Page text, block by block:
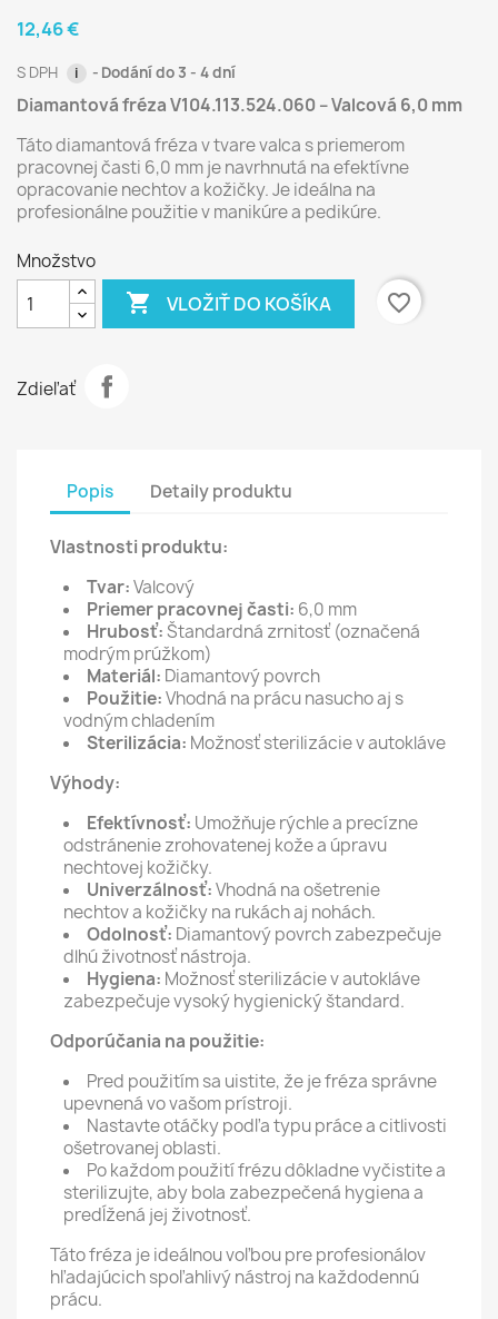
12,46 €
S DPH i Dodání do 3 - 4 dní
Diamantová fréza V104.113.524.060 – Valcová 6,0 mm
Táto diamantová fréza v tvare valca s priemerom
pracovnej časti 6,0 mm je navrhnutá na efektívne
opracovanie nechtov a kožičky. Je ideálna na
profesionálne použitie v manikúre a pedikúre.
Množstvo
 VLOŽIŤ DO KOŠÍKA favorite_border
Zdieľať
Popis Detaily produktu
Vlastnosti produktu:
Tvar:Valcový
Priemer pracovnej časti: 6,0 mm
Hrubosť:Štandardná zrnitosť (označená
modrým prúžkom)
Materiál: Diamantový povrch
Použitie:Vhodná na prácu nasucho aj s
vodným chladením
Sterilizácia: Možnosť sterilizácie v autokláve
Výhody:
Efektívnosť: Umožňuje rýchle a precízne
odstránenie zrohovatenej kože a úpravu
nechtovej kožičky.
Univerzálnosť:Vhodná na ošetrenie
nechtov a kožičky na rukách aj nohách.
Odolnosť: Diamantový povrch zabezpečuje
dlhú životnosť nástroja.
Hygiena: Možnosť sterilizácie v autokláve
zabezpečuje vysoký hygienický štandard.
Odporúčania na použitie:
Pred použitím sa uistite, že je fréza správne
upevnená vo vašom prístroji.
Nastavte otáčky podľa typu práce a citlivosti
ošetrovanej oblasti.
Po každom použití frézu dôkladne vyčistite a
sterilizujte, aby bola zabezpečená hygiena a
predĺžená jej životnosť.
Táto fréza je ideálnou voľbou pre profesionálov
hľadajúcich spoľahlivý nástroj na každodennú
prácu.